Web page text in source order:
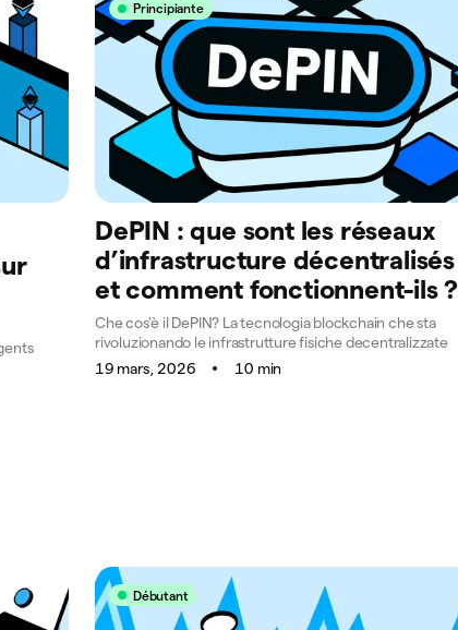
Principiante
DePIN : que sont les réseaux
d’infrastructure décentralisés
et comment fonctionnent-ils ?
Che cos'è il DePIN? La tecnologia blockchain che sta
rivoluzionando le infrastrutture fisiche decentralizzate
19 mars, 2026
10 min
Débutant